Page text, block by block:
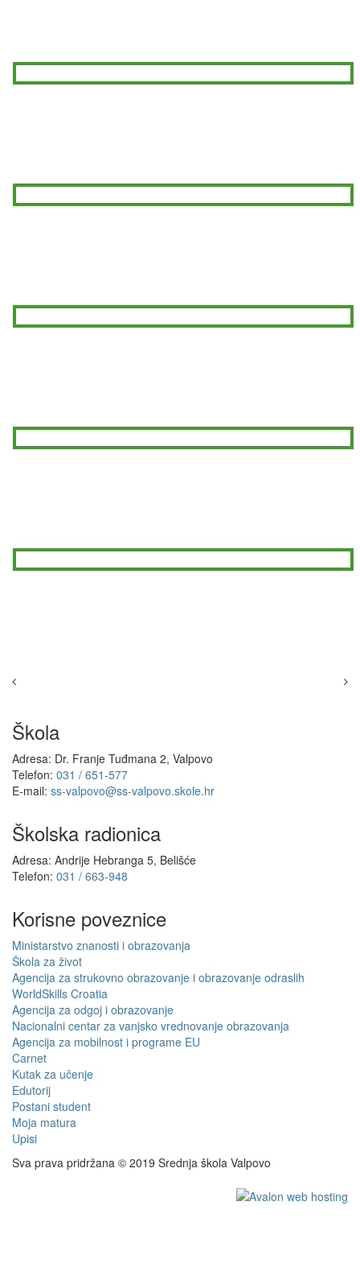
Škola
Adresa: Dr. Franje Tuđmana 2, Valpovo
Telefon: 031 / 651-577
E-mail: ss-valpovo@ss-valpovo.skole.hr
Školska radionica
Adresa: Andrije Hebranga 5, Belišće
Telefon: 031 / 663-948
Korisne poveznice
Ministarstvo znanosti i obrazovanja
Škola za život
Agencija za strukovno obrazovanje i obrazovanje odraslih
WorldSkills Croatia
Agencija za odgoj i obrazovanje
Nacionalni centar za vanjsko vrednovanje obrazovanja
Agencija za mobilnost i programe EU
Carnet
Kutak za učenje
Edutorij
Postani student
Moja matura
Upisi
Sva prava pridržana © 2019 Srednja škola Valpovo